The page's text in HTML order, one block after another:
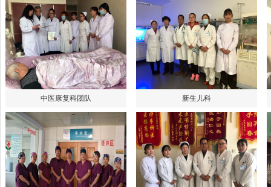
中医康复科团队 新生儿科